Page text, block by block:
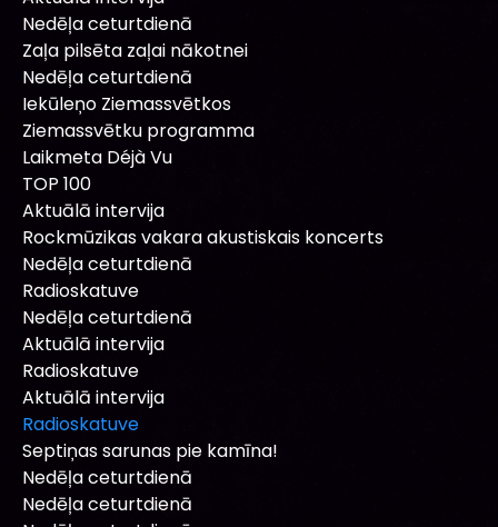
Nedēļa ceturtdienā
Zaļa pilsēta zaļai nākotnei
Nedēļa ceturtdienā
Iekūleņo Ziemassvētkos
Ziemassvētku programma
Laikmeta Déjà Vu
TOP 100
Aktuālā intervija
Rockmūzikas vakara akustiskais koncerts
Nedēļa ceturtdienā
Radioskatuve
Nedēļa ceturtdienā
Aktuālā intervija
Radioskatuve
Aktuālā intervija
Radioskatuve
Septiņas sarunas pie kamīna!
Nedēļa ceturtdienā
Nedēļa ceturtdienā